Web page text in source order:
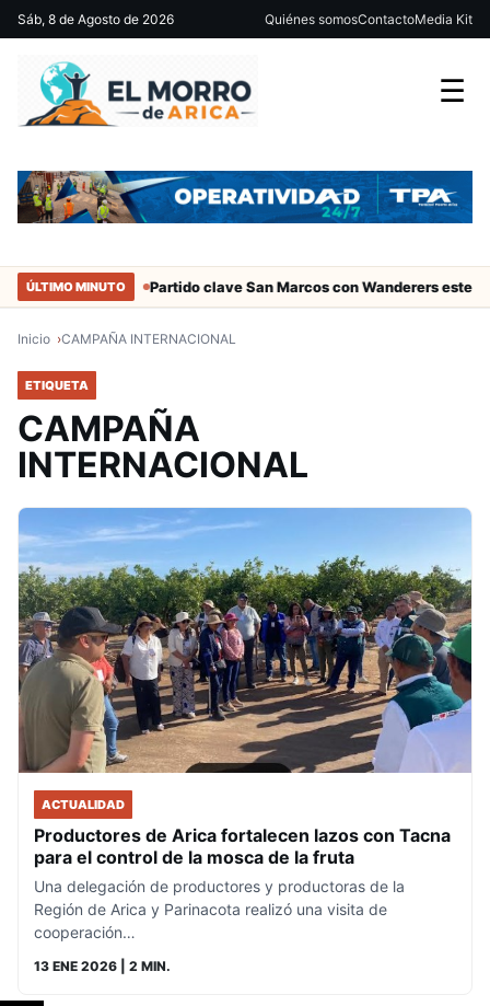
Sáb, 8 de Agosto de 2026 Quiénes somosContactoMedia Kit
☰
ÚLTIMO MINUTO
de Arica Partido clave San Marcos con Wanderers este
Inicio CAMPAÑA INTERNACIONAL
ETIQUETA
CAMPAÑA
INTERNACIONAL
ACTUALIDAD
Productores de Arica fortalecen lazos con Tacna
para el control de la mosca de la fruta
Una delegación de productores y productoras de la
Región de Arica y Parinacota realizó una visita de
cooperación…
13 ENE 2026 | 2 MIN.